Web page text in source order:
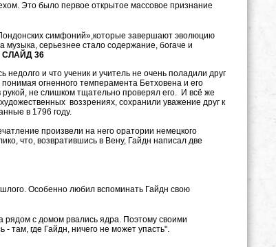
Это было первое открытое массовое признание
симфоний»,которые завершают эволюцию
серьезнее стало содержание, богаче и
СЛАЙД 36
и что ученик и учитель не очень поладили друг
огненного темперамента Бетховена и его
не слишком тщательно проверял его. И всё же
воззрениях, сохранили уважение друг к
в 1796 году.
произвели на него оратории немецкого
что, возвратившись в Вену, Гайдн написал две
Особенно любил вспоминать Гайдн свою
рядом с домом рвались ядра. Поэтому своими
там, где Гайдн, ничего не может упасть".